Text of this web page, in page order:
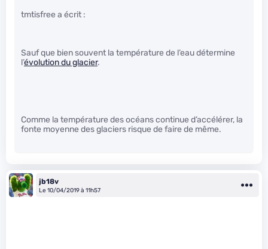
tmtisfree a écrit :
Sauf que bien souvent la température de l’eau détermine
l’évolution du glacier.
Comme la température des océans continue d’accélérer, la
fonte moyenne des glaciers risque de faire de même.
jb18v
Le 10/04/2019 à 11h57